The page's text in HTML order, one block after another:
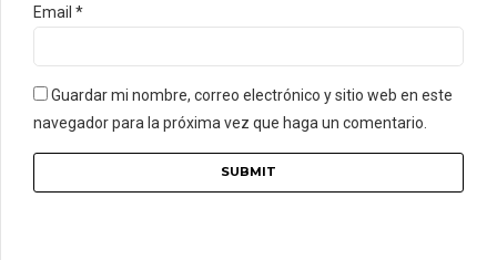
Email *
Guardar mi nombre, correo electrónico y sitio web en este
navegador para la próxima vez que haga un comentario.